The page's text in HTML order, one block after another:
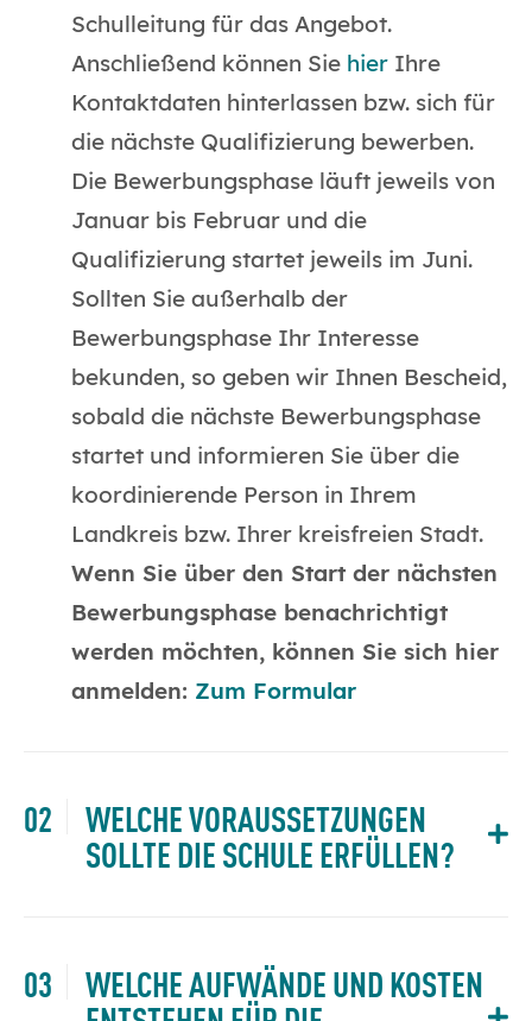
Schulleitung für das Angebot.
Anschließend können Sie hier Ihre
Kontaktdaten hinterlassen bzw. sich für
die nächste Qualifizierung bewerben.
Die Bewerbungsphase läuft jeweils von
Januar bis Februar und die
Qualifizierung startet jeweils im Juni.
Sollten Sie außerhalb der
Bewerbungsphase Ihr Interesse
bekunden, so geben wir Ihnen Bescheid,
sobald die nächste Bewerbungsphase
startet und informieren Sie über die
koordinierende Person in Ihrem
Landkreis bzw. Ihrer kreisfreien Stadt.
Wenn Sie über den Start der nächsten
Bewerbungsphase benachrichtigt
werden möchten, können Sie sich hier
anmelden: Zum Formular
WELCHE VORAUSSETZUNGEN
SOLLTE DIE SCHULE ERFÜLLEN?
WELCHE AUFWÄNDE UND KOSTEN